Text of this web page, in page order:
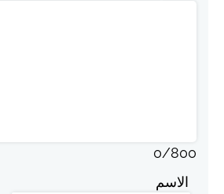
0/800
الاسم